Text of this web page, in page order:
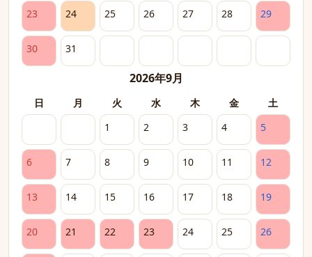
23 24 25 26 27 28 29
30 31
2026年9月
日 月 火 水 木 金
土
1
2 3 4 5
6 7 8 9 10 11 12
13 14 15 16 17 18 19
20 21 22 23 24 25 26